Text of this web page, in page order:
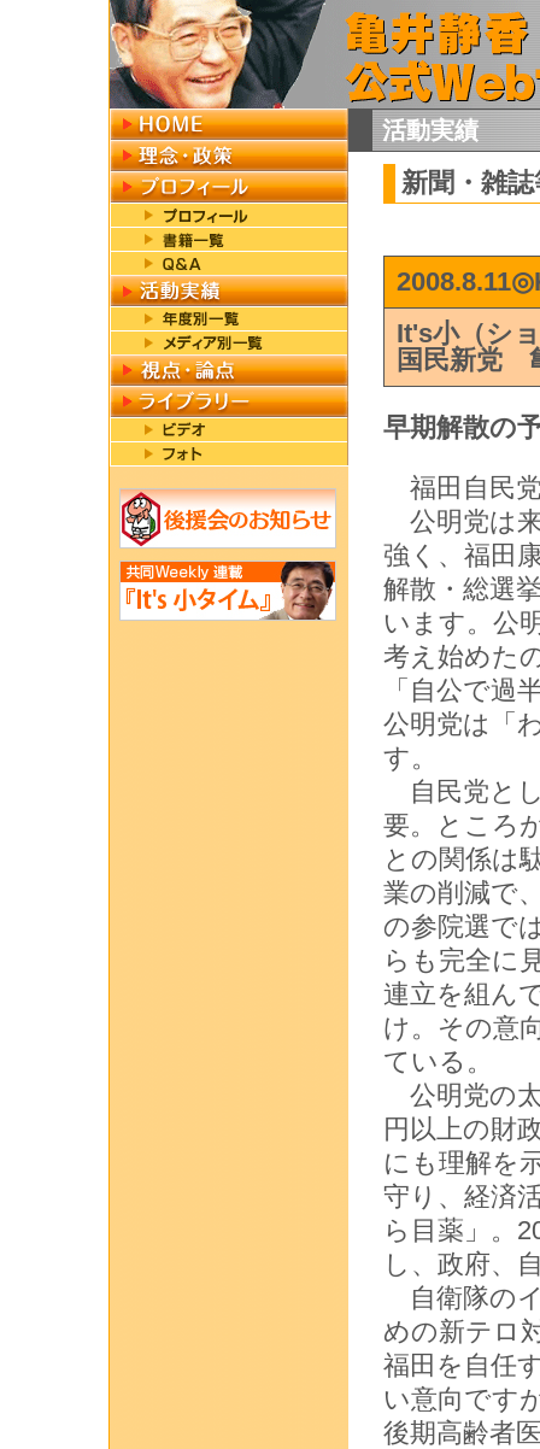
活動実績
新聞・雑
It's小（シ
国民新党
早期解散の
福田自民
公明党は
強く、福田
解散・総選
います。公
考え始めた
「自公で過
公明党は「
す。
自民党と
要。ところ
との関係は
業の削減で
の参院選で
らも完全に
連立を組ん
け。その意
ている。
公明党の
円以上の財
にも理解を
守り、経済
ら目薬」。
し、政府、
自衛隊の
めの新テロ
福田を自任
い意向です
後期高齢者